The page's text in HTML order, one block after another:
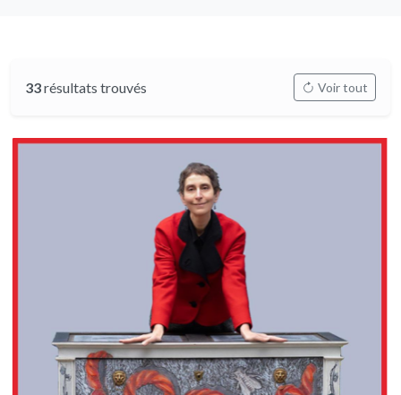
33résultats trouvés Voir tout